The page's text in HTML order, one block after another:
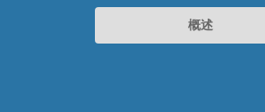
概述